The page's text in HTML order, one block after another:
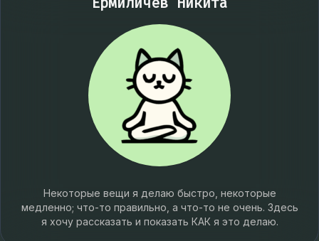
Некоторые вещи я делаю быстро, некоторые
медленно; что-то правильно, а что-то не очень. Здесь
я хочу рассказать и показать КАК я это делаю.